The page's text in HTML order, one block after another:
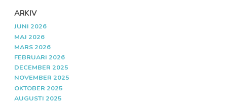
ARKIV
JUNI 2026
MAJ 2026
MARS 2026
FEBRUARI 2026
DECEMBER 2025
NOVEMBER 2025
OKTOBER 2025
AUGUSTI 2025